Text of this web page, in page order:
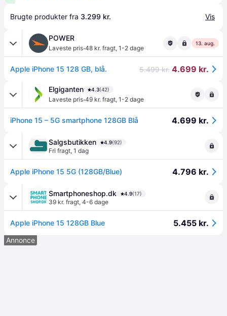
Brugte produkter fra 3.299 kr. Vis
POWER
Laveste pris·48 kr. fragt, 1-2 dage
13. aug.
Apple iPhone 15 128 GB, blå. 5.499 kr. 4.699 kr.
Elgiganten 4.3(42)
Laveste pris·49 kr. fragt, 1-2 dage
iPhone 15 – 5G smartphone 128GB Blå 4.699 kr.
Salgsbutikken 4.9(92)
Fri fragt, 1 dag
Apple iPhone 15 5G (128GB/Blue) 4.796 kr.
Smartphoneshop.dk 4.9(17)
39 kr. fragt, 4-6 dage
Apple iPhone 15 128GB Blue 5.455 kr.
Annonce